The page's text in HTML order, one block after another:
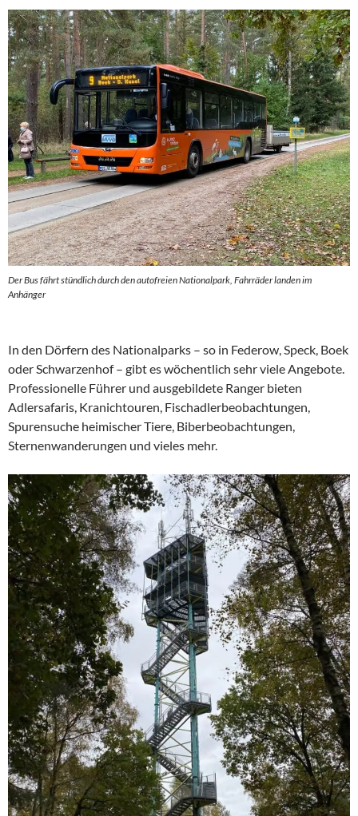
Der Bus fährt stündlich durch den autofreien Nationalpark, Fahrräder landen im
Anhänger
In den Dörfern des Nationalparks – so in Federow, Speck, Boek
oder Schwarzenhof – gibt es wöchentlich sehr viele Angebote.
Professionelle Führer und ausgebildete Ranger bieten
Adlersafaris, Kranichtouren, Fischadlerbeobachtungen,
Spurensuche heimischer Tiere, Biberbeobachtungen,
Sternenwanderungen und vieles mehr.